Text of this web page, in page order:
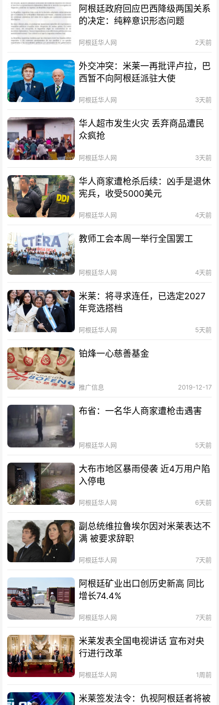
阿根廷政府回应巴西降级两国关系
的决定：纯粹意识形态问题
阿根廷华人网 2天前
外交冲突：米莱一再批评卢拉，巴
西暂不向阿根廷派驻大使
阿根廷华人网 3天前
华人超市发生火灾 丢弃商品遭民
众疯抢
阿根廷华人网 3天前
华人商家遭枪杀后续：凶手是退休
宪兵，收受5000美元
阿根廷华人网 4天前
教师工会本周一举行全国罢工
阿根廷华人网 4天前
米莱：将寻求连任，已选定2027
年竞选搭档
阿根廷华人网 5天前
铂烽一心慈善基金
推广信息 2019-12-17
布省：一名华人商家遭枪击遇害
阿根廷华人网 5天前
大布市地区暴雨侵袭 近4万用户陷
入停电
阿根廷华人网 6天前
副总统维拉鲁埃尔因对米莱表达不
满 被要求辞职
阿根廷华人网 7天前
阿根廷矿业出口创历史新高 同比
增长74.4%
阿根廷华人网 7天前
米莱发表全国电视讲话 宣布对央
行进行改革
阿根廷华人网 1周前
米莱签发法令：仇视阿根廷者将被